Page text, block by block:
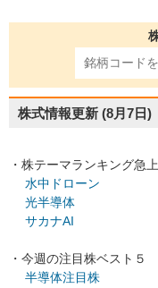
株式情報更新 (8月7日)
・株テーマランキング急
水中ドローン
光半導体
サカナAI
・今週の注目株ベスト５
半導体注目株